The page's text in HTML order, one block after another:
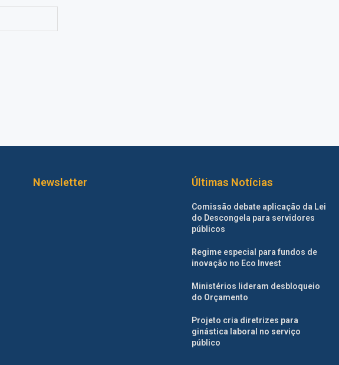
Newsletter Últimas Notícias
Comissão debate aplicação da Lei
do Descongela para servidores
públicos
Regime especial para fundos de
inovação no Eco Invest
Ministérios lideram desbloqueio
do Orçamento
Projeto cria diretrizes para
ginástica laboral no serviço
público